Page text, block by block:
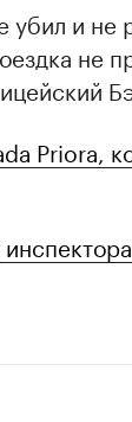
убил и не
не
Priora,